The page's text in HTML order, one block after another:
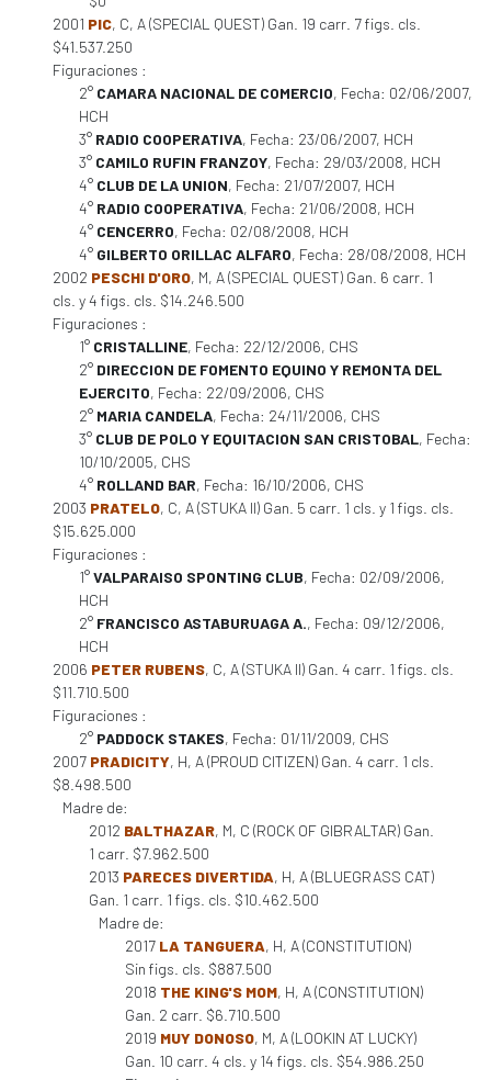
2001 PIC, C, A (SPECIAL QUEST) Gan. 19 carr. 7 figs. cls.
$41.537.250
Figuraciones :
2° CAMARA NACIONAL DE COMERCIO, Fecha: 02/06/2007,
HCH
3° RADIO COOPERATIVA, Fecha: 23/06/2007, HCH
3° CAMILO RUFIN FRANZOY, Fecha: 29/03/2008, HCH
4° CLUB DE LA UNION, Fecha: 21/07/2007, HCH
4° RADIO COOPERATIVA, Fecha: 21/06/2008, HCH
4° CENCERRO, Fecha: 02/08/2008, HCH
4° GILBERTO ORILLAC ALFARO, Fecha: 28/08/2008, HCH
2002 PESCHI D'ORO, M, A (SPECIAL QUEST) Gan. 6 carr. 1
cls. y 4 figs. cls. $14.246.500
Figuraciones :
1° CRISTALLINE, Fecha: 22/12/2006, CHS
2° DIRECCION DE FOMENTO EQUINO Y REMONTA DEL
EJERCITO, Fecha: 22/09/2006, CHS
2° MARIA CANDELA, Fecha: 24/11/2006, CHS
3° CLUB DE POLO Y EQUITACION SAN CRISTOBAL, Fecha:
10/10/2005, CHS
4° ROLLAND BAR, Fecha: 16/10/2006, CHS
2003 PRATELO, C, A (STUKA II) Gan. 5 carr. 1 cls. y 1 figs. cls.
$15.625.000
Figuraciones :
1°VALPARAISO SPONTING CLUB, Fecha: 02/09/2006,
HCH
2° FRANCISCO ASTABURUAGA A., Fecha: 09/12/2006,
HCH
2006 PETER RUBENS, C, A (STUKA II) Gan. 4 carr. 1 figs. cls.
$11.710.500
Figuraciones :
2° PADDOCK STAKES, Fecha: 01/11/2009, CHS
2007 PRADICITY, H, A (PROUD CITIZEN) Gan. 4 carr. 1 cls.
$8.498.500
Madre de:
2012 BALTHAZAR, M, C (ROCK OF GIBRALTAR) Gan.
1 carr. $7.962.500
2013 PARECES DIVERTIDA, H, A (BLUEGRASS CAT)
Gan. 1 carr. 1 figs. cls. $10.462.500
Madre de:
2017 LA TANGUERA, H, A (CONSTITUTION)
Sin figs. cls. $887.500
2018 THE KING'S MOM, H, A (CONSTITUTION)
Gan. 2 carr. $6.710.500
2019 MUY DONOSO, M, A (LOOKIN AT LUCKY)
Gan. 10 carr. 4 cls. y 14 figs. cls. $54.986.250